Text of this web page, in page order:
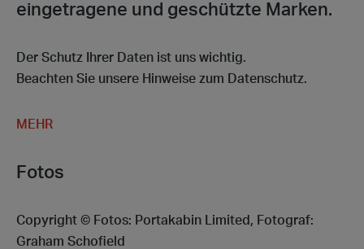
eingetragene und geschützte Marken.
Der Schutz Ihrer Daten ist uns wichtig.
Beachten Sie unsere Hinweise zum Datenschutz.
MEHR
Fotos
Copyright © Fotos: Portakabin Limited, Fotograf:
Graham Schofield